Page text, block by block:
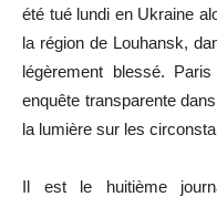
été tué lundi en Ukraine
la région de Louhansk,
légèrement blessé.
enquête transparente
la lumière sur les
Il est le huitième